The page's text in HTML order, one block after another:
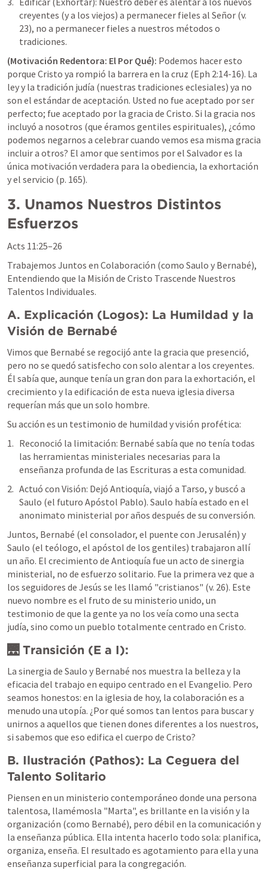
creyentes (y a los viejos) a permanecer fieles al Señor (v.
23), no a permanecer fieles a nuestros métodos o
tradiciones.
(Motivación Redentora: El Por Qué): Podemos hacer esto
porque Cristo ya rompió la barrera en la cruz (Eph 2:14-16). La
ley y la tradición judía (nuestras tradiciones eclesiales) ya no
son el estándar de aceptación. Usted no fue aceptado por ser
perfecto; fue aceptado por la gracia de Cristo. Si la gracia nos
incluyó a nosotros (que éramos gentiles espirituales), ¿cómo
podemos negarnos a celebrar cuando vemos esa misma gracia
incluir a otros? El amor que sentimos por el Salvador es la
única motivación verdadera para la obediencia, la exhortación
y el servicio (p. 165).
3. Unamos Nuestros Distintos
Esfuerzos
Acts 11:25–26
Trabajemos Juntos en Colaboración (como Saulo y Bernabé),
Entendiendo que la Misión de Cristo Trascende Nuestros
Talentos Individuales.
A. Explicación (Logos): La Humildad y la
Visión de Bernabé
Vimos que Bernabé se regocijó ante la gracia que presenció,
pero no se quedó satisfecho con solo alentar a los creyentes.
Él sabía que, aunque tenía un gran don para la exhortación, el
crecimiento y la edificación de esta nueva iglesia diversa
requerían más que un solo hombre.
Su acción es un testimonio de humildad y visión profética:
Reconoció la limitación: Bernabé sabía que no tenía todas
las herramientas ministeriales necesarias para la
enseñanza profunda de las Escrituras a esta comunidad.
Actuó con Visión: Dejó Antioquía, viajó a Tarso, y buscó a
Saulo (el futuro Apóstol Pablo). Saulo había estado en el
anonimato ministerial por años después de su conversión.
Juntos, Bernabé (el consolador, el puente con Jerusalén) y
Saulo (el teólogo, el apóstol de los gentiles) trabajaron allí
un año. El crecimiento de Antioquía fue un acto de sinergia
ministerial, no de esfuerzo solitario. Fue la primera vez que a
los seguidores de Jesús se les llamó "cristianos" (v. 26). Este
nuevo nombre es el fruto de su ministerio unido, un
testimonio de que la gente ya no los veía como una secta
judía, sino como un pueblo totalmente centrado en Cristo.
🌉 Transición (E a I):
La sinergia de Saulo y Bernabé nos muestra la belleza y la
eficacia del trabajo en equipo centrado en el Evangelio. Pero
seamos honestos: en la iglesia de hoy, la colaboración es a
menudo una utopía. ¿Por qué somos tan lentos para buscar y
unirnos a aquellos que tienen dones diferentes a los nuestros,
si sabemos que eso edifica el cuerpo de Cristo?
B. Ilustración (Pathos): La Ceguera del
Talento Solitario
Piensen en un ministerio contemporáneo donde una persona
talentosa, llamémosla "Marta", es brillante en la visión y la
organización (como Bernabé), pero débil en la comunicación y
la enseñanza pública. Ella intenta hacerlo todo sola: planifica,
organiza, enseña. El resultado es agotamiento para ella y una
enseñanza superficial para la congregación.